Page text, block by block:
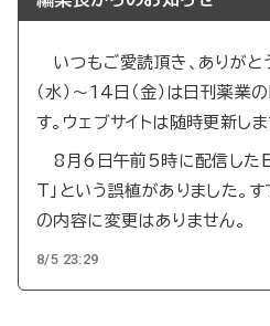
いつもご愛読頂き、ありがと
（水）～14日（金）は日刊薬業
す。ウェブサイトは随時更新しま
8月6日午前5時に配信したE
T」という誤植がありました。
の内容に変更はありません。
8/5 23:29